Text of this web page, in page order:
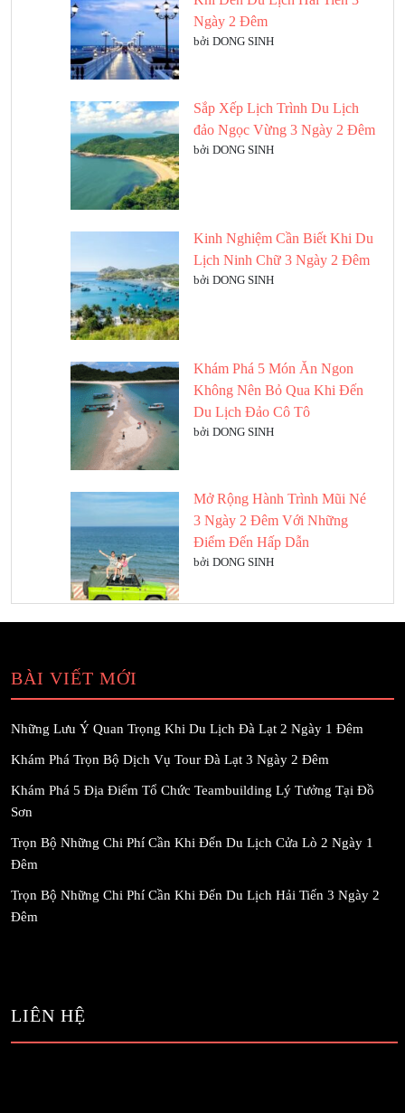
Ngày 2 Đêm
bởi DONG SINH
Sắp Xếp Lịch Trình Du Lịch
đảo Ngọc Vừng 3 Ngày 2 Đêm
bởi DONG SINH
Kinh Nghiệm Cần Biết Khi Du
Lịch Ninh Chữ 3 Ngày 2 Đêm
bởi DONG SINH
Khám Phá 5 Món Ăn Ngon
Không Nên Bỏ Qua Khi Đến
Du Lịch Đảo Cô Tô
bởi DONG SINH
Mở Rộng Hành Trình Mũi Né
3 Ngày 2 Đêm Với Những
Điểm Đến Hấp Dẫn
bởi DONG SINH
BÀI VIẾT MỚI
Những Lưu Ý Quan Trọng Khi Du Lịch Đà Lạt 2 Ngày 1 Đêm
Khám Phá Trọn Bộ Dịch Vụ Tour Đà Lạt 3 Ngày 2 Đêm
Khám Phá 5 Địa Điểm Tổ Chức Teambuilding Lý Tưởng Tại Đồ
Sơn
Trọn Bộ Những Chi Phí Cần Khi Đến Du Lịch Cửa Lò 2 Ngày 1
Đêm
Trọn Bộ Những Chi Phí Cần Khi Đến Du Lịch Hải Tiến 3 Ngày 2
Đêm
LIÊN HỆ